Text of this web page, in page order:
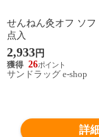
せんねん灸オフ ソフ
点入
2,933円
26
サンドラッグ e-shop
詳